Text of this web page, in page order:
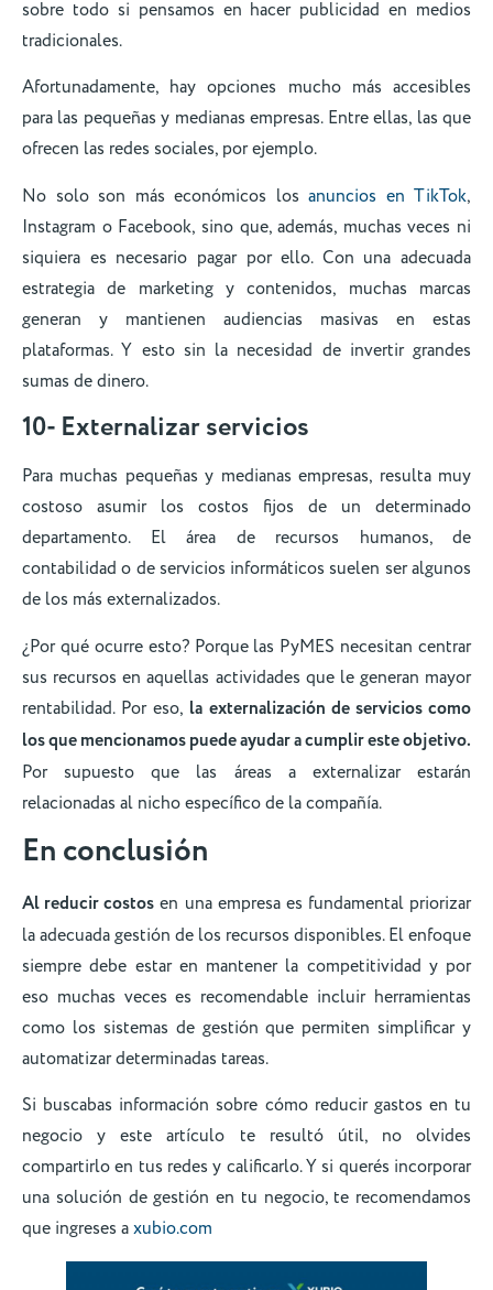
sobre todo si pensamos en hacer publicidad en medios
tradicionales.
Afortunadamente, hay opciones mucho más accesibles
para las pequeñas y medianas empresas. Entre ellas, las que
ofrecen las redes sociales, por ejemplo.
No solo son más económicos los anuncios en TikTok,
Instagram o Facebook, sino que, además, muchas veces ni
siquiera es necesario pagar por ello. Con una adecuada
estrategia de marketing y contenidos, muchas marcas
generan y mantienen audiencias masivas en estas
plataformas. Y esto sin la necesidad de invertir grandes
sumas de dinero.
10- Externalizar servicios
Para muchas pequeñas y medianas empresas, resulta muy
costoso asumir los costos fijos de un determinado
departamento. El área de recursos humanos, de
contabilidad o de servicios informáticos suelen ser algunos
de los más externalizados.
¿Por qué ocurre esto? Porque las PyMES necesitan centrar
sus recursos en aquellas actividades que le generan mayor
rentabilidad. Por eso, la externalización de servicios como
los que mencionamos puede ayudar a cumplir este objetivo.
Por supuesto que las áreas a externalizar estarán
relacionadas al nicho específico de la compañía.
En conclusión
Al reducir costos en una empresa es fundamental priorizar
la adecuada gestión de los recursos disponibles. El enfoque
siempre debe estar en mantener la competitividad y por
eso muchas veces es recomendable incluir herramientas
como los sistemas de gestión que permiten simplificar y
automatizar determinadas tareas.
Si buscabas información sobre cómo reducir gastos en tu
negocio y este artículo te resultó útil, no olvides
compartirlo en tus redes y calificarlo. Y si querés incorporar
una solución de gestión en tu negocio, te recomendamos
que ingreses axubio.com